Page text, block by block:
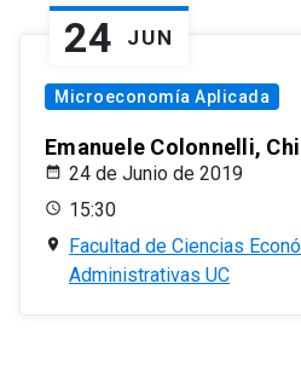
24 JUN
Microeconomía Aplicada
Emanuele Colonnelli,
24 de Junio de 2019
15:30
Facultad de Ciencias
Administrativas UC